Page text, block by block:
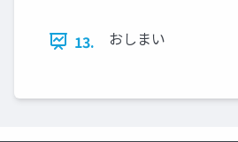
13. おしまい